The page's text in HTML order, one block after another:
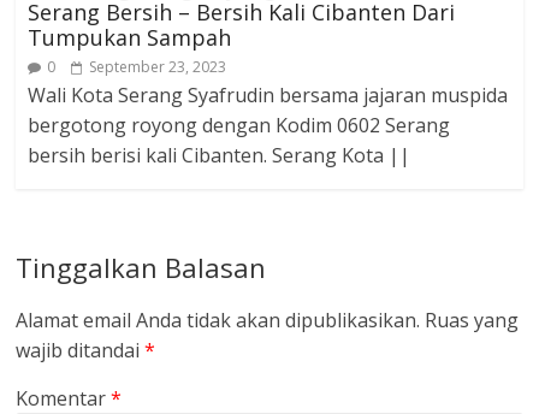
Serang Bersih – Bersih Kali Cibanten Dari
Tumpukan Sampah
0 September 23, 2023
Wali Kota Serang Syafrudin bersama jajaran muspida
bergotong royong dengan Kodim 0602 Serang
bersih berisi kali Cibanten. Serang Kota ||
Tinggalkan Balasan
Alamat email Anda tidak akan dipublikasikan. Ruas yang
wajib ditandai*
Komentar*